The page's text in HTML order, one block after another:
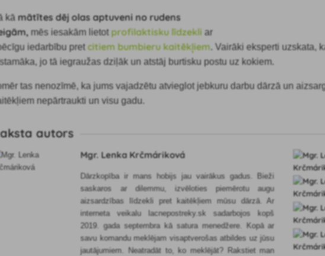
kāmātītes dēj olasaptuveni no rudens
mēs iesakām lietotprofilaktisku līdzekli ar
iedarbību pretcitiem bumbieru kaitēkļiem. Vairāki eksperti uzskata,
jo tā iegraužas dziļāk un atstāj burtisku postu uz kokiem.
tas nenozīmē, ka jums vajadzētu atvieglot jebkuru darbu dārzā un
nepārtraukti un visu gadu.
autors
Mgr. Lenka Krčmáriková
Dārzkopība ir mans hobijs jau vairākus gadus. Bieži
saskaros ar dilemmu, izvēloties piemērotu augu
aizsardzības līdzekli pret kaitēkļiem mūsu dārzā. Ar
interneta veikalu lacnepostreky.sk sadarbojos kopš
2019. gada septembra kā satura menedžere. Kopā ar
savu komandu meklējam visaptverošas atbildes uz jūsu
jautājumiem. Neatradāt to, ko meklējāt? Rakstiet man